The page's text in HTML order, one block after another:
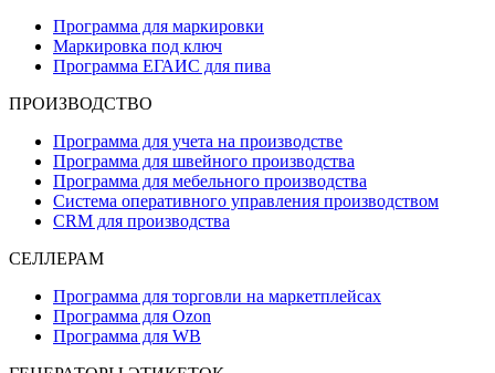
Программа для маркировки
Маркировка под ключ
Программа ЕГАИС для пива
ПРОИЗВОДСТВО
Программа для учета на производстве
Программа для швейного производства
Программа для мебельного производства
Система оперативного управления производством
CRM для производства
СЕЛЛЕРАМ
Программа для торговли на маркетплейсах
Программа для Ozon
Программа для WB